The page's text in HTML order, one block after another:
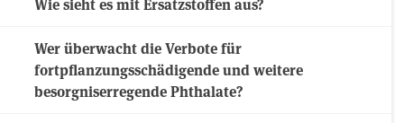
Wer überwacht die Verbote für
fortpflanzungsschädigende und weitere
besorgniserregende Phthalate?